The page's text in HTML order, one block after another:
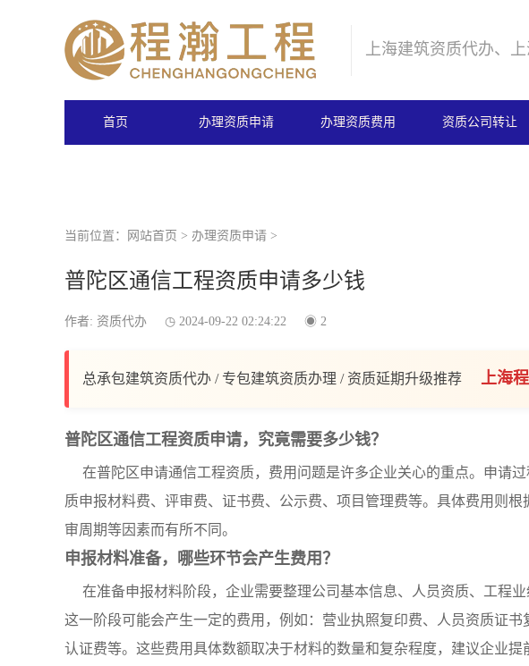
上海建筑资质代办、
首页 办理资质申请 办理资质费用 资质公司转让
当前位置： 网站首页 > 办理资质申请 >
普陀区通信工程资质申请多少钱
作者: 资质代办 2024-09-22 02:24:22 2
总承包建筑资质代办 / 专包建筑资质办理 / 资质延期升级推荐 上海
普陀区通信工程资质申请，究竟需要多少钱？
在普陀区申请通信工程资质，费用问题是许多企业关心的重点。申请
质申报材料费、评审费、证书费、公示费、项目管理费等。具体费用则
审周期等因素而有所不同。
申报材料准备，哪些环节会产生费用？
在准备申报材料阶段，企业需要整理公司基本信息、人员资质、工程
这一阶段可能会产生一定的费用，例如：营业执照复印费、人员资质证书
认证费等。这些费用具体数额取决于材料的数量和复杂程度，建议企业提